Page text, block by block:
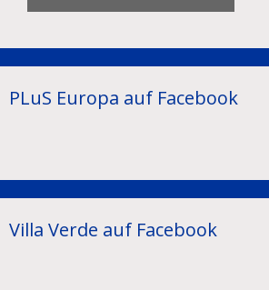
PLuS Europa auf Facebook
Villa Verde auf Facebook